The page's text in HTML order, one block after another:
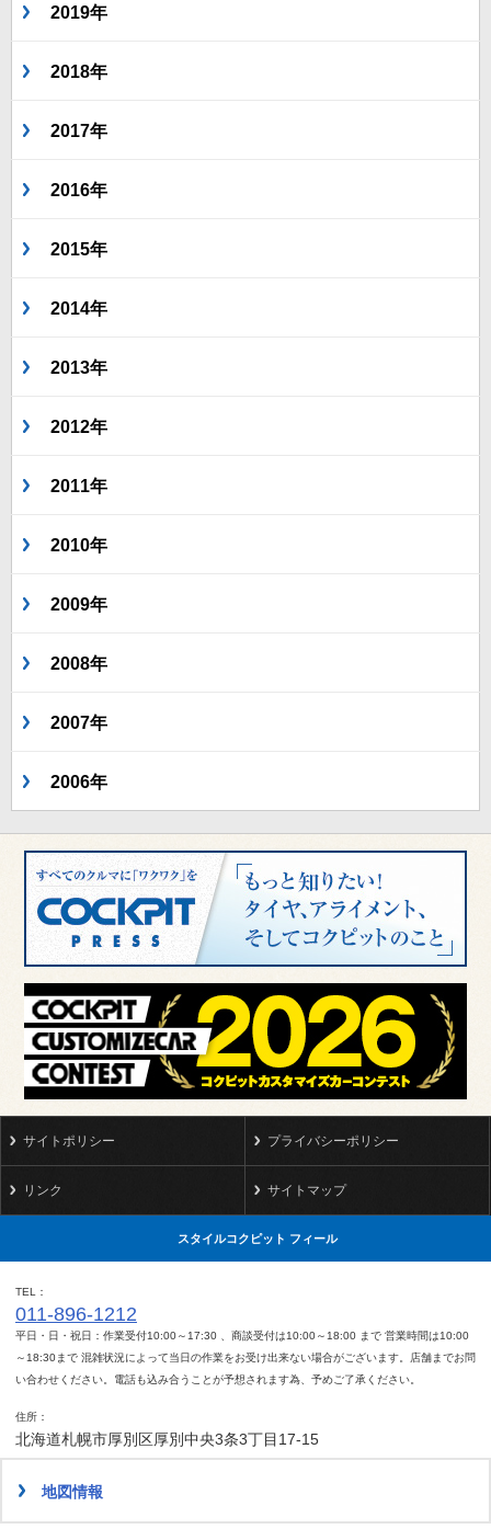
2019年
2018年
2017年
2016年
2015年
2014年
2013年
2012年
2011年
2010年
2009年
2008年
2007年
2006年
サイトポリシー プライバシーポリシー
リンク サイトマップ
スタイルコクピット フィール
TEL
011-896-1212
平日・日・祝日：作業受付10:00～17:30 、商談受付は10:00～18:00 まで 営業時間は10:00
～18:30まで 混雑状況によって当日の作業をお受け出来ない場合がございます。店舗までお問
い合わせください。電話も込み合うことが予想されます為、予めご了承ください。
住所
北海道札幌市厚別区厚別中央3条3丁目17-15
地図情報